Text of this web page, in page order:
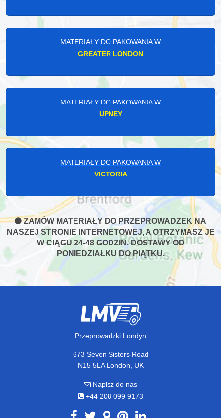
MATERIAŁY DO PAKOWANIA W
GREATER LONDON
MATERIAŁY DO PAKOWANIA W
UPNEY
MATERIAŁY DO PAKOWANIA W
VICTORIA
ZAMÓW MATERIAŁY DO PRZEPROWADZEK NA
NASZEJ STRONIE INTERNETOWEJ, A OTRZYMASZ JE
W CIĄGU 24-48 GODZIN. DOSTAWY OD
PONIEDZIAŁKU DO PIĄTKU.
Przeprowadzki Londyn
673 Seven Sisters Road
N15 5LA London, UK
Napisz do nas
+44 208 099 9173